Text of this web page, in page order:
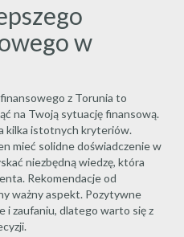
w
z Torunia to
na Twoją sytuację finansową.
kilka istotnych kryteriów.
mieć solidne doświadczenie w
niezbędną wiedzę, która
Rekomendacje od
ważny aspekt. Pozytywne
i zaufaniu, dlatego warto się z